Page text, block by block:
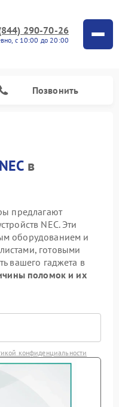
290-70-26
с 10:00 до 20:00
Позвонить
NECв
предлагают
NEC. Эти
оборудованием и
готовыми
вашего гаджета в
поломок и их
конфиденциальности